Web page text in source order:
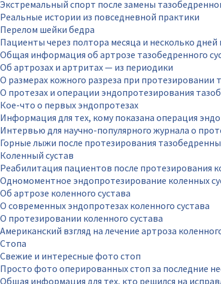
Экстремальный спорт после замены
Реальные истории из повседневной практики
Перелом шейки бедра
Пациенты через полтора месяца и несколько
Общая информация об артрозе тазобедренного
Об артрозах и артритах — из периодики
О размерах кожного разреза при протезировании
О протезах и операции эндопротезирования
Кое-что о первых эндопротезах
Информация для тех, кому показана операция
Интервью для научно-популярного журнала о
Горные лыжи после протезирования
Коленный сустав
Реабилитация пациентов после протезирования
Одномоментное эндопротезирование коленных
Об артрозе коленного сустава
О современных эндопротезах коленного сустава
О протезировании коленного сустава
Американский взгляд на лечение артроза
Стопа
Свежие и интересные фото стоп
Просто фото оперированных стоп за последние
Общая информация для тех, кто решился на